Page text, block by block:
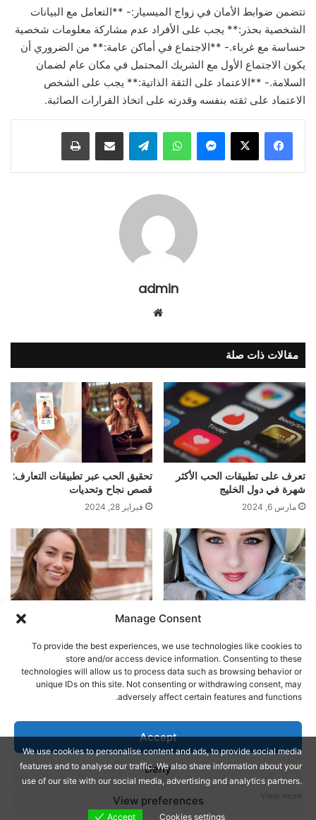
Manage Consent
To provide the best experiences, we use technologies like cookies to
store and/or access device information. Consenting to these
technologies will allow us to process data such as browsing behavior or
unique IDs on this site. Not consenting or withdrawing consent, may
adversely affect certain features and functions.
Accept
Deny
View preferences
تتضمن ضوابط الأمان في زواج الميسيار:- **التعامل مع البيانات
الشخصية بحذر:** يجب على الأفراد عدم مشاركة معلومات شخصية
حساسة مع غرباء.- **الاجتماع في أماكن عامة:** من الضروري أن
يكون الاجتماع الأول مع الشريك المحتمل في مكان عام لضمان
السلامة.- **الاعتماد على الثقة الذاتية:** يجب على الشخص
الاعتماد على ثقته بنفسه وقدرته على اتخاذ القرارات الصائبة.
ماسنجر واتساب تيلقرام مشاركة عبر البريد طباعة
admin
مقالات ذات صلة
تعرف على تطبيقات الحب الأكثر
شهرة في دول الخليج
مارس 6, 2024
تحقيق الحب عبر تطبيقات التعارف:
قصص نجاح وتحديات
فبراير 28, 2024
أفضل مواقع و تطبيقات زواج
مارس 7, 2024
مواقع تعارف للتعرف على بنات
مارس 20, 2024
اترك تعليقاً
يجب أنت تكون
© Copyright 2026, All Rights Reserved |
Jannah Theme by
TieLabs
We use cookies to personalise content and ads, to provide social media
features and to analyse our traffic. We also share information about your
use of our site with our social media, advertising and analytics partners.
View more
Cookies settings
Accept